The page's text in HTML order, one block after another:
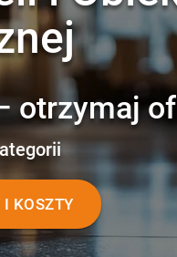
otrzymaj
KOSZTY